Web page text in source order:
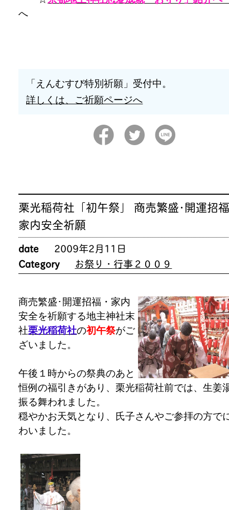
へ
「えんむすび特別祈願」受付中。
詳しくは、ご祈願ページへ
栗光稲荷社「初午祭」 商売繁盛･開運招
家内安全祈願
date
2009年2月11日
Category
お祭り・行事２００９
商売繁盛･開運招福・家内
安全を祈願する地主神社末
社栗光稲荷社の初午祭がご
ざいました。
午後１時からの祭典のあと
恒例の福引きがあり、栗光稲荷社前では、生姜
振る舞われました。
穏やかお天気となり、氏子さんやご参拝の方で
わいました。